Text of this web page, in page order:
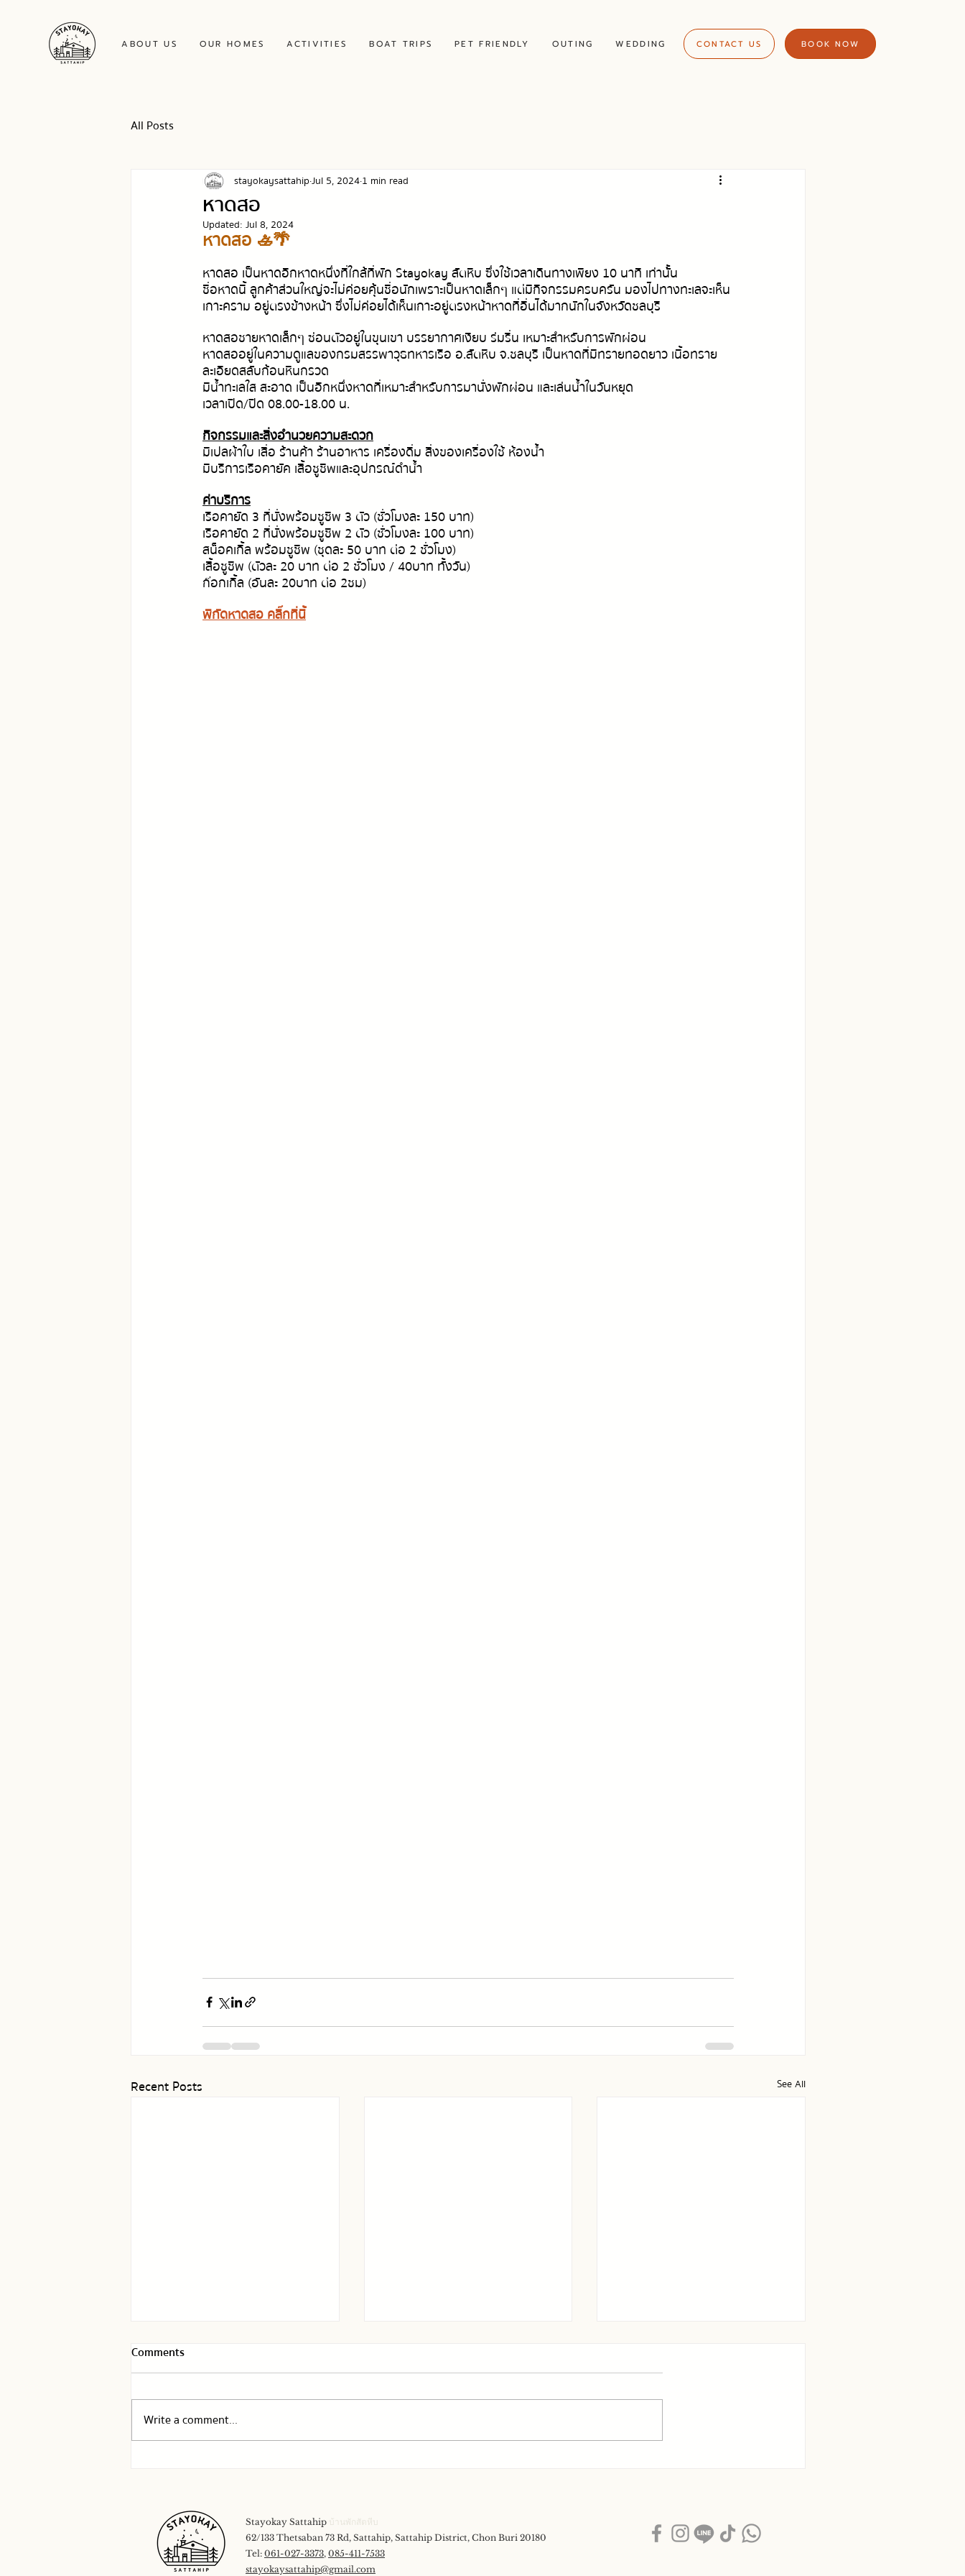
ABOUT US OUR HOMES ACTIVITIES BOAT TRIPS PET FRIENDLY OUTING WEDDING CONTACT US BOOK NOW
All Posts
หาดสอ
stayokaysattahipJul 5, 20241 min read
Updated: Jul 8, 2024
หาดสอ 🚣🌴
หาดสอ เป็นหาดอีกหาดหนึ่งที่ใกล้ที่พัก Stayokay สัตหีบ ซึ่งใช้เวลาเดินทางเพียง 10 นาที เท่านั้้น
ชื่อหาดนี้ ลูกค้าส่วนใหญ่จะไม่ค่อยคุ้นชื่อนักเพราะเป็นหาดเล็กๆ แต่มีกิจกรรมครบครัน มองไปทางทะเลจะเห็น
เกาะคราม อยู่ตรงข้างหน้า ซึ่งไม่ค่อยได้เห็นเกาะอยู่ตรงหน้าหาดที่อื่นได้มากนักในจังหวัดชลบุรี
หาดสอชายหาดเล็กๆ ซ่อนตัวอยู่ในขุนเขา บรรยากาศเงียบ ร่มรื่น เหมาะสำหรับการพักผ่อน
หาดสออยู่ในความดูแลของกรมสรรพาวุธทหารเรือ อ.สัตหีบ จ.ชลบุรี เป็นหาดที่มีทรายทอดยาว เนื้อทราย
ละเอียดสลับก้อนหินกรวด
มีน้ำทะเลใส สะอาด เป็นอีกหนึ่งหาดที่เหมาะสำหรับการมานั่งพักผ่อน และเล่นน้ำในวันหยุด
เวลาเปิด/ปิด 08.00-18.00 น.
กิจกรรมและสิ่งอำนวยความสะดวก
มีเปลผ้าใบ เสื่อ ร้านค้า ร้านอาหาร เครื่องดื่ม สิ่งของเครื่องใช้ ห้องน้ำ
มีบริการเรือคายัค เสื้อชูชีพและอุปกรณ์ดำน้ำ
ค่าบริการ
เรือคายัด 3 ที่นั่งพร้อมชูชีพ 3 ตัว (ชั่วโมงละ 150 บาท)
เรือคายัด 2 ที่นั่งพร้อมชูชีพ 2 ตัว (ชั่วโมงละ 100 บาท)
สน็อคเกิ้ล พร้อมชูชีพ (ชุดละ 50 บาท ต่อ 2 ชั่วโมง)
เสื้อชูชีพ (ตัวละ 20 บาท ต่อ 2 ชั่วโมง / 40บาท ทั้งวัน)
ก๊อกเกิ้ล (อันละ 20บาท ต่อ 2ชม)
พิกัดหาดสอ คลิ๊กที่นี้
Recent Posts See All
ภาพบ้าน Mr Flat House
Comments
Write a comment...
Stayokay Sattahip บ้านพักสัตหีบ
62/133 Thetsaban 73 Rd, Sattahip, Sattahip District, Chon Buri 20180
Tel: 061-027-3373, 085-411-7533
stayokaysattahip@gmail.com